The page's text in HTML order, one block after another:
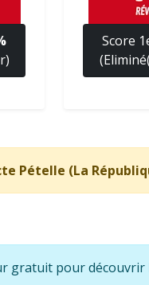
Score
Pételle (La
gratuit pour découvrir